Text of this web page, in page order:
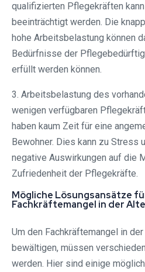
qualifizierten Pflegekräften
beeinträchtigt werden. Die
hohe Arbeitsbelastung können
Bedürfnisse der
erfüllt werden können.
3. Arbeitsbelastung des
wenigen verfügbaren
haben kaum Zeit für eine
Bewohner. Dies kann zu Stress
negative Auswirkungen auf die
Zufriedenheit der Pflegekräfte.
Mögliche Lösungsansätze
Fachkräftemangel in der
Um den Fachkräftemangel in
bewältigen, müssen
werden. Hier sind einige